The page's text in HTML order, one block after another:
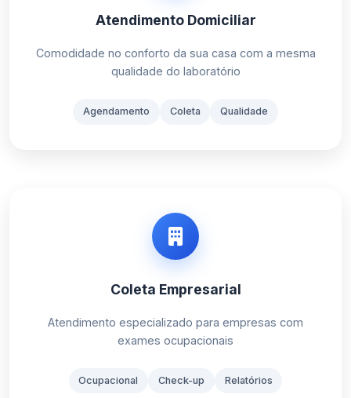
Atendimento Domiciliar
Comodidade no conforto da sua casa com a mesma
qualidade do laboratório
Agendamento Coleta Qualidade
Coleta Empresarial
Atendimento especializado para empresas com
exames ocupacionais
Ocupacional Check-up Relatórios